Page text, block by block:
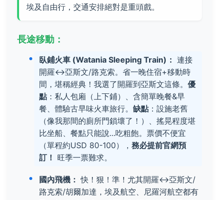
埃及自由行，交通安排絕對是重頭戲。
長途移動：
臥鋪火車 (Watania Sleeping Train)： 連接
開羅↔亞斯文/路克索。省一晚住宿+移動時
間，堪稱經典！我選了開羅到亞斯文這條。 優
點 ：私人包廂（上下鋪）、含簡單晚餐&早
餐、體驗古早味火車旅行。 缺點 ：設施老舊
（像我那間的廁所門鎖壞了！）、搖晃程度堪
比坐船、餐點只能說...吃粗飽。票價不便宜
（單程約USD 80-100）， 務必提前官網預
訂！ 旺季一票難求。
國內飛機： 快！狠！準！尤其開羅↔亞斯文/
路克索/胡爾加達，埃及航空、尼羅河航空都有